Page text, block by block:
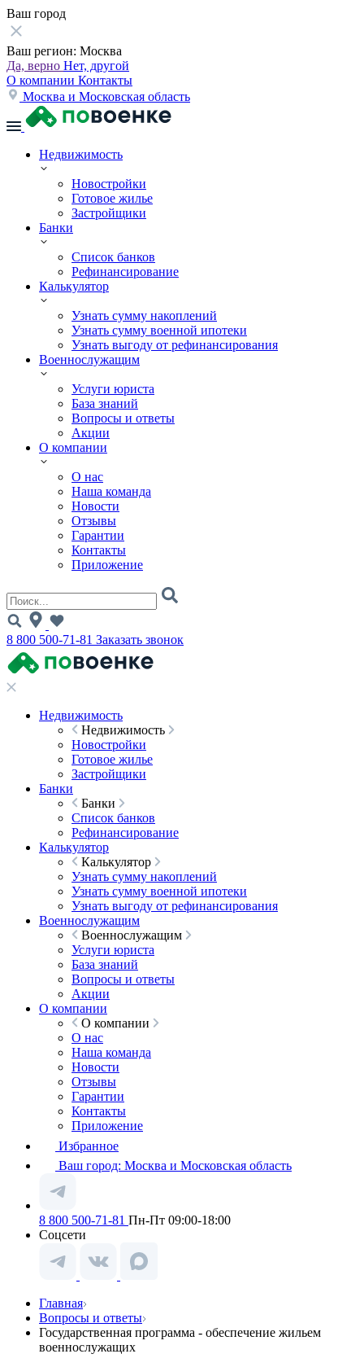
Ваш город
Ваш регион: Москва
Да, верно Нет, другой
О компании Контакты
Москва и Московская область
Недвижимость
Новостройки
Готовое жилье
Застройщики
Банки
Список банков
Рефинансирование
Калькулятор
Узнать сумму накоплений
Узнать сумму военной ипотеки
Узнать выгоду от рефинансирования
Военнослужащим
Услуги юриста
База знаний
Вопросы и ответы
Акции
О компании
О нас
Наша команда
Новости
Отзывы
Гарантии
Контакты
Приложение
8 800 500-71-81 Заказать звонок
Недвижимость
Недвижимость
Новостройки
Готовое жилье
Застройщики
Банки
Банки
Список банков
Рефинансирование
Калькулятор
Калькулятор
Узнать сумму накоплений
Узнать сумму военной ипотеки
Узнать выгоду от рефинансирования
Военнослужащим
Военнослужащим
Услуги юриста
База знаний
Вопросы и ответы
Акции
О компании
О компании
О нас
Наша команда
Новости
Отзывы
Гарантии
Контакты
Приложение
Избранное
Ваш город: Москва и Московская область
8 800 500-71-81 Пн-Пт 09:00-18:00
Соцсети
Главная
Вопросы и ответы
Государственная программа - обеспечение жильем
военнослужащих